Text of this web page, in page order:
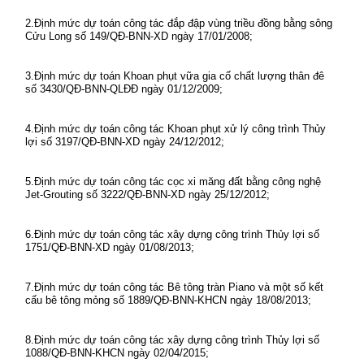
2.Định mức dự toán công tác đắp đập vùng triều đồng bằng sông
Cửu Long số 149/QĐ-BNN-XD ngày 17/01/2008;
3.Định mức dự toán Khoan phụt vữa gia cố chất lượng thân đê
số 3430/QĐ-BNN-QLĐĐ ngày 01/12/2009;
4.Định mức dự toán công tác Khoan phụt xử lý công trình Thủy
lợi số 3197/QĐ-BNN-XD ngày 24/12/2012;
5.Định mức dự toán công tác cọc xi măng đất bằng công nghệ
Jet-Grouting số 3222/QĐ-BNN-XD ngày 25/12/2012;
6.Định mức dự toán công tác xây dựng công trình Thủy lợi số
1751/QĐ-BNN-XD ngày 01/08/2013;
7.Định mức dự toán công tác Bê tông tràn Piano và một số kết
cấu bê tông mỏng số 1889/QĐ-BNN-KHCN ngày 18/08/2013;
8.Định mức dự toán công tác xây dựng công trình Thủy lợi số
1088/QĐ-BNN-KHCN ngày 02/04/2015;